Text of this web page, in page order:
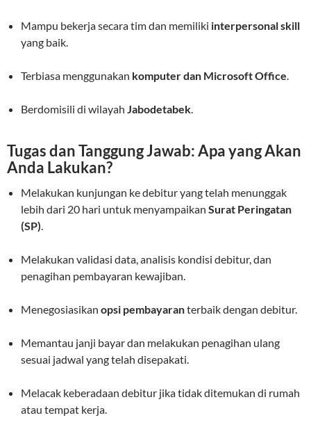
Mampu bekerja secara tim dan memiliki interpersonal skill
yang baik.
Terbiasa menggunakan komputer dan Microsoft Office.
Berdomisili di wilayah Jabodetabek.
Tugas dan Tanggung Jawab: Apa yang Akan
Anda Lakukan?
Melakukan kunjungan ke debitur yang telah menunggak
lebih dari 20 hari untuk menyampaikan Surat Peringatan
(SP).
Melakukan validasi data, analisis kondisi debitur, dan
penagihan pembayaran kewajiban.
Menegosiasikan opsi pembayaranterbaik dengan debitur.
Memantau janji bayar dan melakukan penagihan ulang
sesuai jadwal yang telah disepakati.
Melacak keberadaan debitur jika tidak ditemukan di rumah
atau tempat kerja.